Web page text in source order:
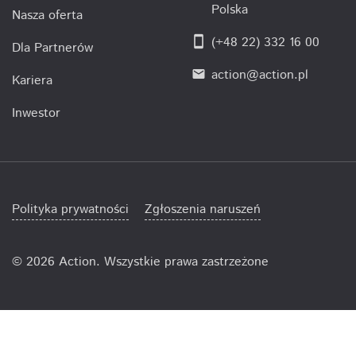
Nasza oferta
Dla Partnerów
Kariera
Inwestor
Polska
smartphone (+48 22) 332 16 00
email action@action.pl
Polityka prywatności Zgłoszenia naruszeń
© 2026 Action. Wszystkie prawa zastrzeżone